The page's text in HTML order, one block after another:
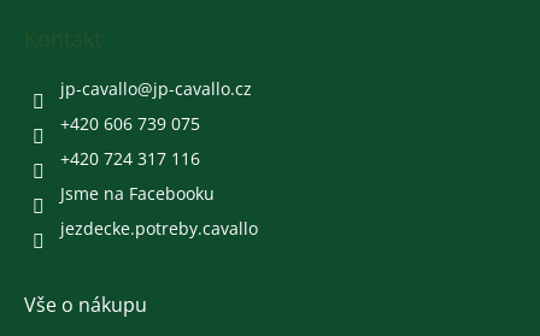
jp-cavallo@jp-cavallo.cz
+420 606 739 075
+420 724 317 116
Jsme na Facebooku
jezdecke.potreby.cavallo
Vše o nákupu